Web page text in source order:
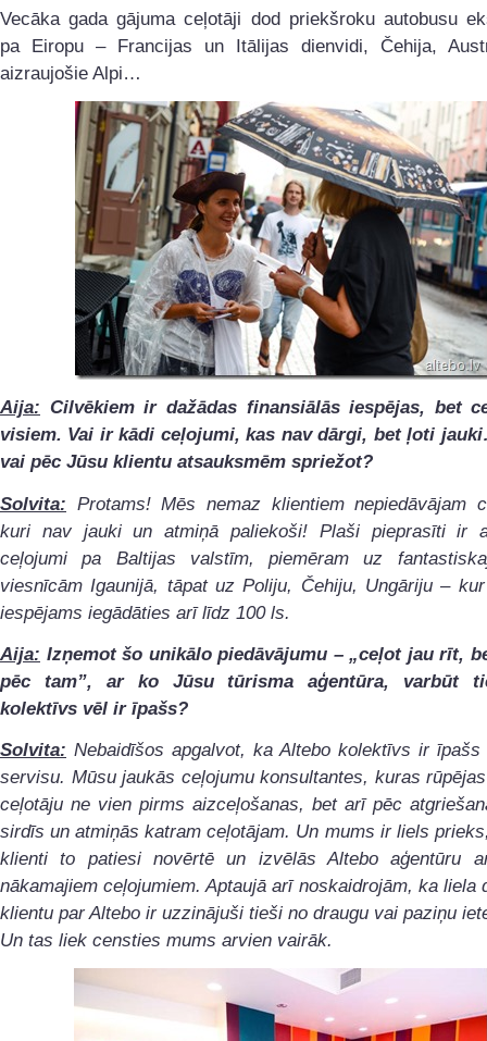
Vecāka gada gājuma ceļotāji dod priekšroku autobusu
pa Eiropu – Francijas un Itālijas dienvidi, Čehija,
aizraujošie Alpi…
Aija: Cilvēkiem ir dažādas finansiālās iespējas, bet
visiem. Vai ir kādi ceļojumi, kas nav dārgi, bet ļoti
vai pēc Jūsu klientu atsauksmēm spriežot?
Solvita: Protams! Mēs nemaz klientiem nepiedāvājam
kuri nav jauki un atmiņā paliekoši! Plaši pieprasīti ir
ceļojumi pa Baltijas valstīm, piemēram uz
viesnīcām Igaunijā, tāpat uz Poliju, Čehiju, Ungāriju –
iespējams iegādāties arī līdz 100 ls.
Aija: Izņemot šo unikālo piedāvājumu – „ceļot jau rīt,
pēc tam”, ar ko Jūsu tūrisma aģentūra, varbūt
kolektīvs vēl ir īpašs?
Solvita: Nebaidīšos apgalvot, ka Altebo kolektīvs ir
servisu. Mūsu jaukās ceļojumu konsultantes, kuras
ceļotāju ne vien pirms aizceļošanas, bet arī pēc
sirdīs un atmiņās katram ceļotājam. Un mums ir liels
klienti to patiesi novērtē un izvēlās Altebo aģentūru
nākamajiem ceļojumiem. Aptaujā arī noskaidrojām, ka liela
klientu par Altebo ir uzzinājuši tieši no draugu vai paziņu
Un tas liek censties mums arvien vairāk.